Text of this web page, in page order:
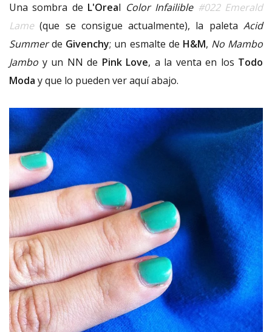
Una sombra de L'Oreal Color Infailible #022 Emerald
Lame(que se consigue actualmente), la paletaAcid
Summerde Givenchy; un esmalte de H&M, No Mambo
Jambo y un NN de Pink Love, a la venta en los Todo
Moda y que lo pueden ver aquí abajo.